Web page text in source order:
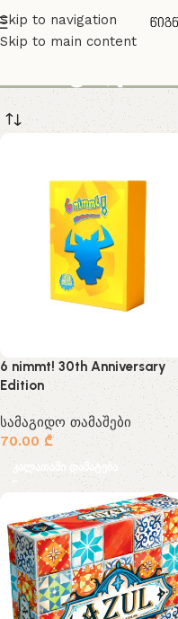
Skip to navigation
Skip to main content
6 nimmt! 30th Anniversary
Edition
სამაგიდო თამაშები
70.00 ₾
კალათაში დამატება